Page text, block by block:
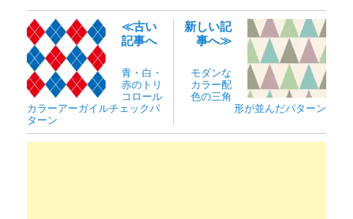
≪古い
記事へ
青・白・
赤のトリ
コロール
カラーアーガイルチェックパ
ターン
新しい記
事へ≫
モダンな
カラー配
色の三角
形が並んだパターン